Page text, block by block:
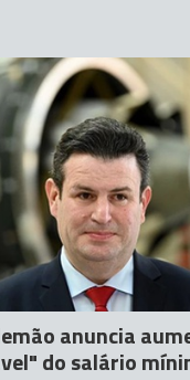
anuncia
do salário